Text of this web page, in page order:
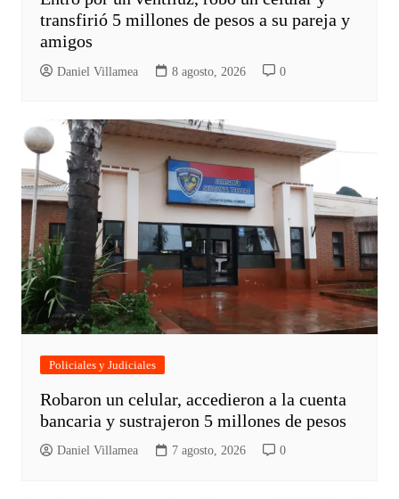
transfirió 5 millones de pesos a su pareja y
amigos
Daniel Villamea 8 agosto, 2026 0
Policiales y Judiciales
Robaron un celular, accedieron a la cuenta
bancaria y sustrajeron 5 millones de pesos
Daniel Villamea 7 agosto, 2026 0